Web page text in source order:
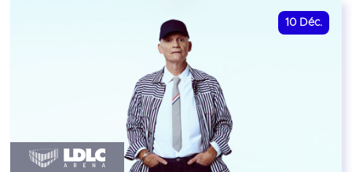
10 Déc.